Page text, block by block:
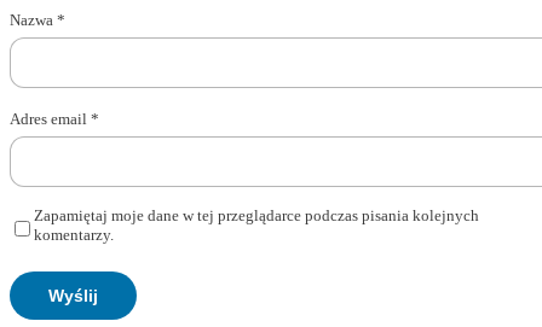
Nazwa *
Adres email *
Zapamiętaj moje dane w tej przeglądarce podczas pisania kolejnych
komentarzy.